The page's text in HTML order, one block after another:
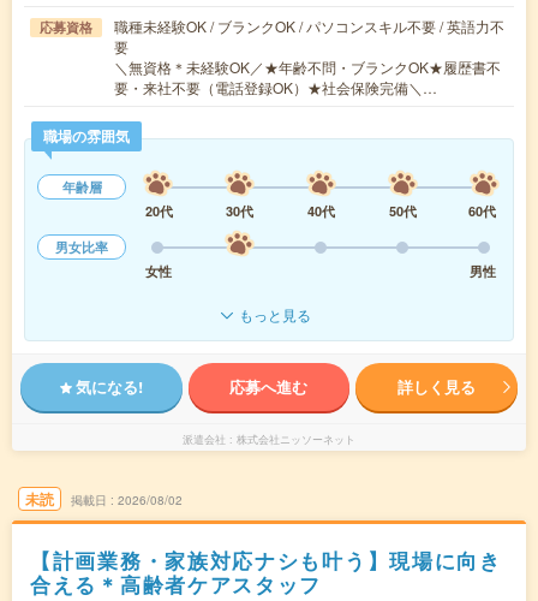
応募資格
職種未経験OK / ブランクOK / パソコンスキル不要 / 英語力不
要
＼無資格＊未経験OK／★年齢不問・ブランクOK★履歴書不
要・来社不要（電話登録OK）★社会保険完備＼…
職場の雰囲気
年齢層
20代
30代 40代 50代
60代
男女比率
女性
男性
もっと見る
気になる! 応募へ進む 詳しく見る
派遣会社 株式会社ニッソーネット
未読 掲載日 2026/08/02
【計画業務・家族対応ナシも叶う】現場に向き
合える＊高齢者ケアスタッフ